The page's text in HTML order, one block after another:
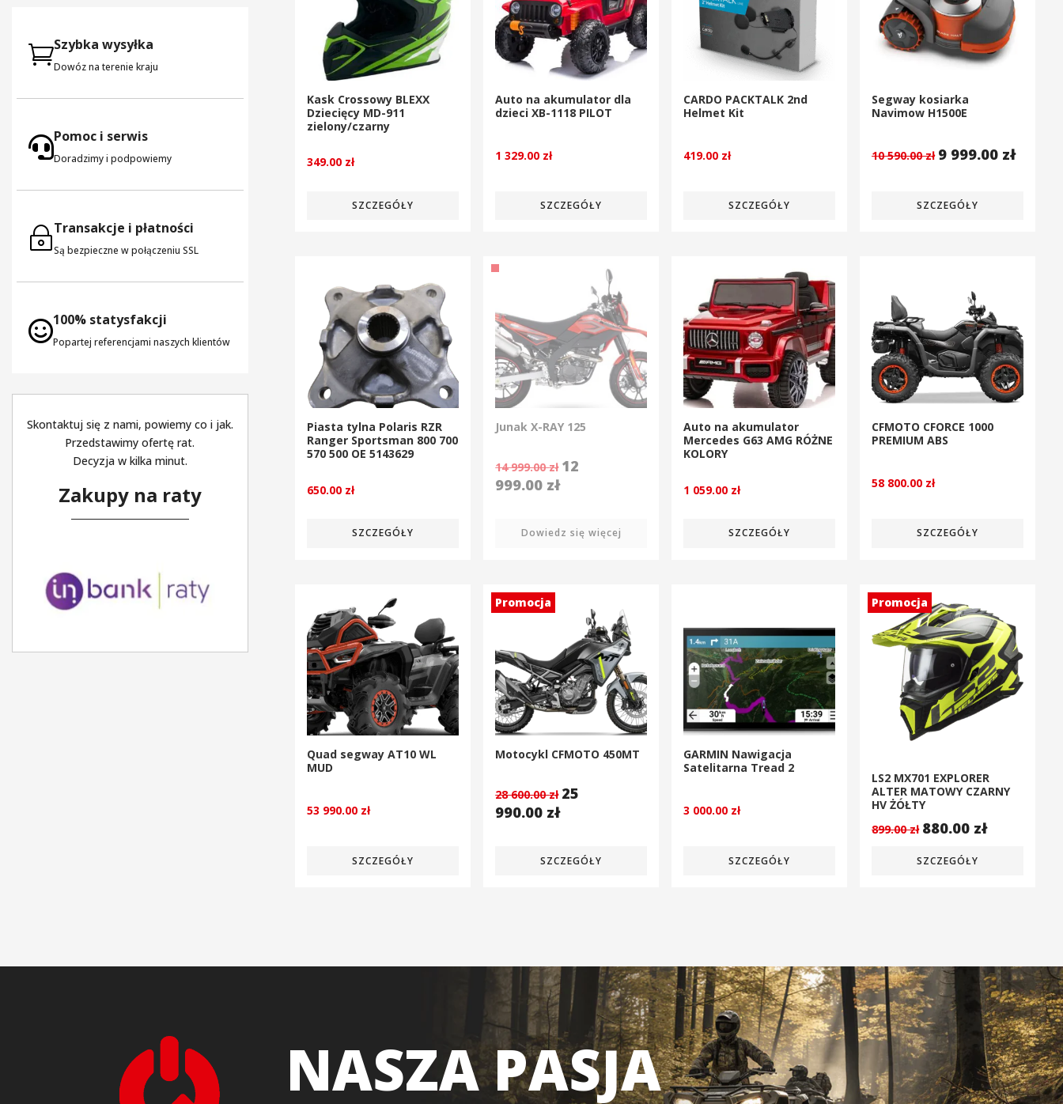
Szybka wysyłka
Dowóz na terenie kraju
Pomoc i serwis
Doradzimy i podpowiemy
~Transakcje i płatności
Są bezpieczne w połączeniu SSL
100% statysfakcji
Popartej referencjami naszych klientów
Skontaktuj się z nami, powiemy co i jak.
Przedstawimy ofertę rat.
Decyzja w kilka minut.
Zakupy na raty
Kask Crossowy BLEXX
Dziecięcy MD-911
zielony/czarny
349.00 zł
SZCZEGÓŁY
Auto na akumulator dla
dzieci XB-1118 PILOT
1 329.00 zł
SZCZEGÓŁY
CARDO PACKTALK 2nd
Helmet Kit
419.00 zł
SZCZEGÓŁY
Segway kosiarka
Navimow H1500E
10 590.00zł 9 999.00 zł
SZCZEGÓŁY
Piasta tylna Polaris RZR
Ranger Sportsman 800 700
570 500 OE 5143629
650.00 zł
SZCZEGÓŁY
Junak X-RAY 125
14 999.00zł 12
999.00 zł
Dowiedz się więcej
Auto na akumulator
Mercedes G63 AMG RÓŻNE
KOLORY
1 059.00 zł
SZCZEGÓŁY
CFMOTO CFORCE 1000
PREMIUM ABS
58 800.00 zł
SZCZEGÓŁY
Quad segway AT10 WL
MUD
53 990.00 zł
SZCZEGÓŁY
Promocja
Motocykl CFMOTO 450MT
28 600.00zł 25
990.00 zł
SZCZEGÓŁY
GARMIN Nawigacja
Satelitarna Tread 2
3 000.00 zł
SZCZEGÓŁY
Promocja
LS2 MX701 EXPLORER
ALTER MATOWY CZARNY
HV ŻÓŁTY
899.00zł 880.00 zł
SZCZEGÓŁY
NASZA PASJA